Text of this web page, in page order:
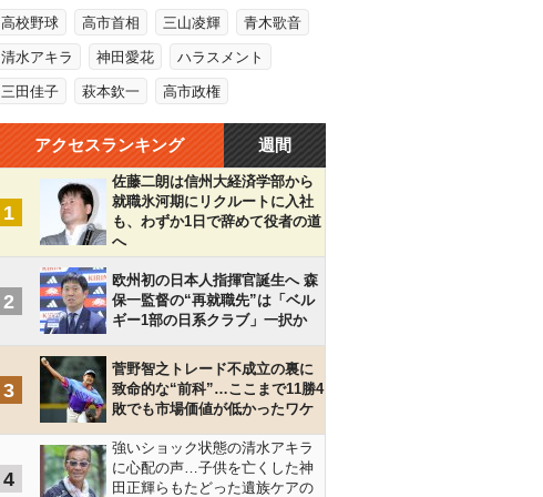
高校野球 高市首相 三山凌輝 青木歌音
清水アキラ 神田愛花 ハラスメント
三田佳子 萩本欽一 高市政権
アクセスランキング 週間
1
佐藤二朗は信州大経済学部から
就職氷河期にリクルートに入社
も、わずか1日で辞めて役者の道
へ
2
欧州初の日本人指揮官誕生へ 森
保一監督の“再就職先”は「ベル
ギー1部の日系クラブ」一択か
3
菅野智之トレード不成立の裏に
致命的な“前科”…ここまで11勝4
敗でも市場価値が低かったワケ
4
強いショック状態の清水アキラ
に心配の声…子供を亡くした神
田正輝らもたどった遺族ケアの